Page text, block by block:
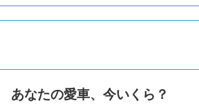
あなたの愛車、今いくら？